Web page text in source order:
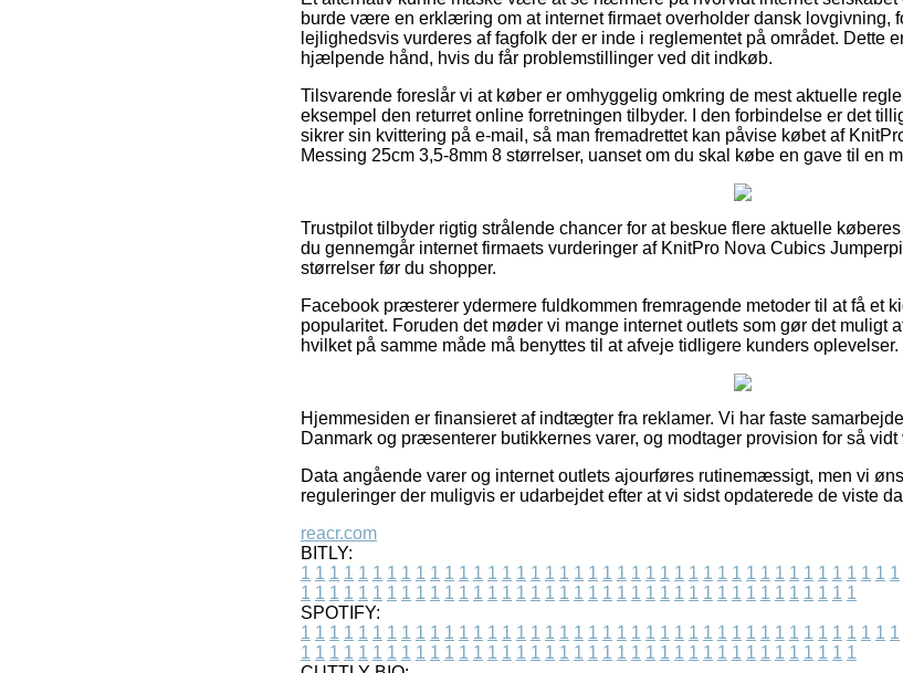
burde være en erklæring om at internet firmaet overholder dansk lovgivning,
lejlighedsvis vurderes af fagfolk der er inde i reglementet på området. Dette
hjælpende hånd, hvis du får problemstillinger ved dit indkøb.
Tilsvarende foreslår vi at køber er omhyggelig omkring de mest aktuelle
eksempel den returret online forretningen tilbyder. I den forbindelse er det
sikrer sin kvittering på e-mail, så man fremadrettet kan påvise købet af
Messing 25cm 3,5-8mm 8 størrelser, uanset om du skal købe en gave til en
Trustpilot tilbyder rigtig strålende chancer for at beskue flere aktuelle
du gennemgår internet firmaets vurderinger af KnitPro Nova Cubics
størrelser før du shopper.
Facebook præsterer ydermere fuldkommen fremragende metoder til at få et
popularitet. Foruden det møder vi mange internet outlets som gør det muligt
hvilket på samme måde må benyttes til at afveje tidligere kunders oplevelser.
Hjemmesiden er finansieret af indtægter fra reklamer. Vi har faste
Danmark og præsenterer butikkernes varer, og modtager provision for så
Data angående varer og internet outlets ajourføres rutinemæssigt, men vi
reguleringer der muligvis er udarbejdet efter at vi sidst opdaterede de viste
reacr.com
BITLY:
1 1 1 1 1 1 1 1 1 1 1 1 1 1 1 1 1 1 1 1 1 1 1 1 1 1 1 1 1 1 1 1 1 1 1 1 1 1 1 1 1 1
1 1 1 1 1 1 1 1 1 1 1 1 1 1 1 1 1 1 1 1 1 1 1 1 1 1 1 1 1 1 1 1 1 1 1 1 1 1 1
SPOTIFY:
1 1 1 1 1 1 1 1 1 1 1 1 1 1 1 1 1 1 1 1 1 1 1 1 1 1 1 1 1 1 1 1 1 1 1 1 1 1 1 1 1 1
1 1 1 1 1 1 1 1 1 1 1 1 1 1 1 1 1 1 1 1 1 1 1 1 1 1 1 1 1 1 1 1 1 1 1 1 1 1 1